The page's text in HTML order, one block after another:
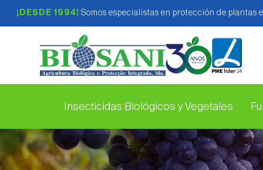
¡DESDE 1994! Somos especialistas en protección de
Insecticidas Biológicos y Vegetales